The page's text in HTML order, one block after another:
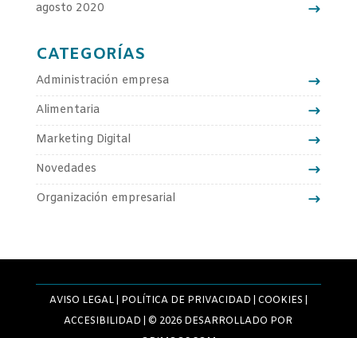
agosto 2020
CATEGORÍAS
Administración empresa
Alimentaria
Marketing Digital
Novedades
Organización empresarial
AVISO LEGAL| POLÍTICA DE PRIVACIDAD COOKIES
ACCESIBILIDAD | © 2026 DESARROLLADO POR